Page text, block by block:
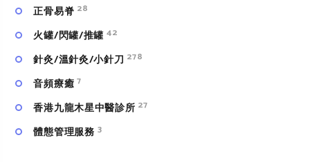
正骨易脊 28
火罐/閃罐/推罐 42
針灸/溫針灸/小針刀 278
⾳頻療癒 7
香港九龍木星中醫診所 27
體態管理服務 3